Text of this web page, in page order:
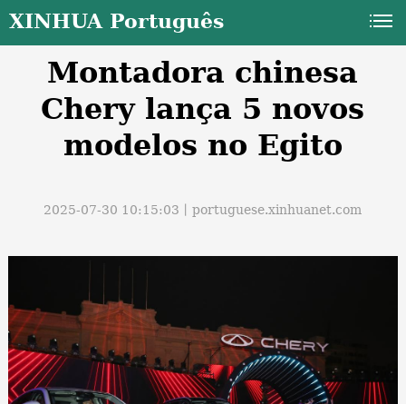
XINHUA Português
Montadora chinesa
Chery lança 5 novos
modelos no Egito
2025-07-30 10:15:03丨portuguese.xinhuanet.com